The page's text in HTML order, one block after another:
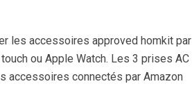
les accessoires approved homkit par
ou Apple Watch. Les 3 prises AC
accessoires connectés par Amazon